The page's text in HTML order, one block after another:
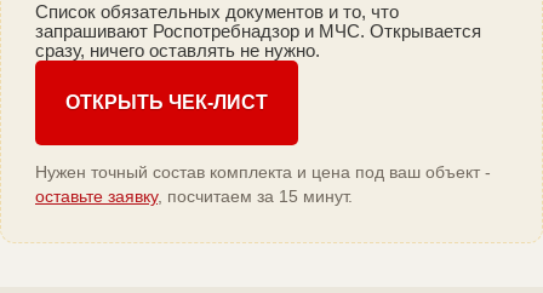
Список обязательных документов и то, что
запрашивают Роспотребнадзор и МЧС. Открывается
сразу, ничего оставлять не нужно.
ОТКРЫТЬ ЧЕК-ЛИСТ
Нужен точный состав комплекта и цена под ваш объект -
оставьте заявку, посчитаем за 15 минут.